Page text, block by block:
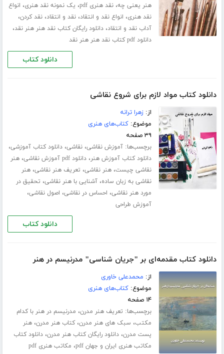
هنر یعنی چه،نقد هنری pdf ، یک نمونه نقد هنری، انواع
نقد هنری، انواع نقد و انتقاد،نقد و انتقاد،نقد کردن،
آداب نقد و انتقاد،دانلود رایگان کتاب نقد هنر هنر نقد،
دانلود pdf کتاب نقد هنر هنر نقد
دانلود کتاب
دانلود کتاب مواد لازم برای شروع نقاشی
از:زهرا ترانه
موضوع:کتاب‌های هنری
۳۹ صفحه
برچسب‌ها:آموزش نقاشی،نقاشی،دانلود کتاب آموزشی،
دانلود کتاب آموزش هنر،دانلود ‌pdf آموزش نقاشی ،هنر
نقاشی چیست،هنر نقاشی، تعریف هنر نقاشی،هنر
نقاشی به زبان ساده،آشنایی با هنر نقاشی، تحقیق در
مورد هنر نقاشی، احساس در نقاشی، اصول نقاشی،
آموزش طراحی
دانلود کتاب
دانلود کتاب مقدمه‌ای بر "جریان شناسی" مدرنیسم در هنر
از: محمدعلی خاوری
موضوع:کتاب‌های هنری
۱۴ صفحه
برچسب‌ها: تعریف هنر مدرن، مدرنیسم در هنر با کدام
مکتب، سبک های هنر مدرن،کتاب هنر مدرن،هنر
پست مدرن،دانلود رایگان کتاب هنر مدرن،دانلود کتاب
مکاتب هنری ایران و جهان pdf
، مکاتب هنری pdf